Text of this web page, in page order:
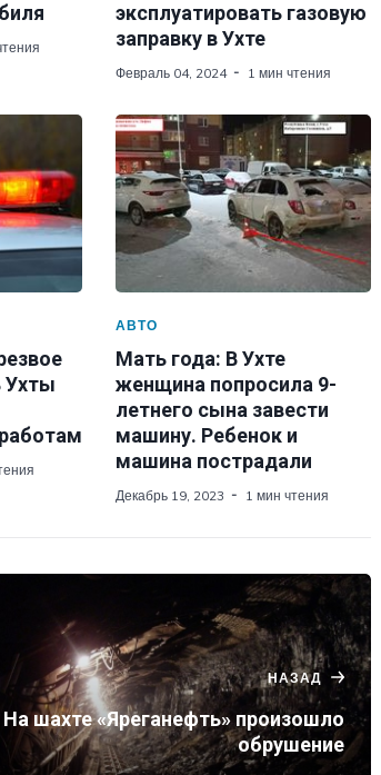
эксплуатировать газовую
заправку в Ухте
Февраль 04, 2024 1 мин чтения
Ухты
АВТО
Мать года: В Ухте
женщина попросила 9-
летнего сына завести
машину. Ребенок и
машина пострадали
Декабрь 19, 2023 1 мин чтения
НАЗАД
На шахте «Яреганефть» произошло
обрушение